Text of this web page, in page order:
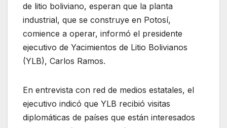
de litio boliviano, esperan que la planta
industrial, que se construye en Potosí,
comience a operar, informó el presidente
ejecutivo de Yacimientos de Litio Bolivianos
(YLB), Carlos Ramos.
En entrevista con red de medios estatales, el
ejecutivo indicó que YLB recibió visitas
diplomáticas de países que están interesados